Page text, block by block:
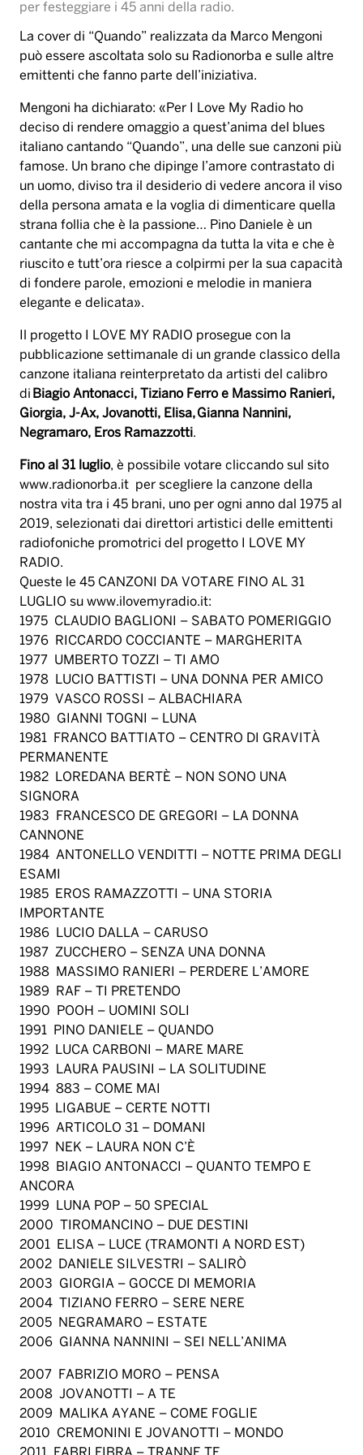
per festeggiare i 45 anni della radio.
La cover di “Quando” realizzata da Marco Mengoni
può essere ascoltata solo su Radionorba e sulle altre
emittenti che fanno parte dell’iniziativa.
Mengoni ha dichiarato: «Per I Love My Radio ho
deciso di rendere omaggio a quest’anima del blues
italiano cantando “Quando”, una delle sue canzoni più
famose. Un brano che dipinge l’amore contrastato di
un uomo, diviso tra il desiderio di vedere ancora il viso
della persona amata e la voglia di dimenticare quella
strana follia che è la passione… Pino Daniele è un
cantante che mi accompagna da tutta la vita e che è
riuscito e tutt’ora riesce a colpirmi per la sua capacità
di fondere parole, emozioni e melodie in maniera
elegante e delicata».
Il progetto I LOVE MY RADIO prosegue con la
pubblicazione settimanale di un grande classico della
canzone italiana reinterpretato da artisti del calibro
di Biagio Antonacci, Tiziano Ferro e Massimo Ranieri,
Giorgia, J-Ax, Jovanotti, Elisa, Gianna Nannini,
Negramaro, Eros Ramazzotti.
Fino al 31 luglio, è possibile votare cliccando sul sito
www.radionorba.it per scegliere la canzone della
nostra vita tra i 45 brani, uno per ogni anno dal 1975 al
2019, selezionati dai direttori artistici delle emittenti
radiofoniche promotrici del progetto I LOVE MY
RADIO.
Queste le 45 CANZONI DA VOTARE FINO AL 31
LUGLIO su www.ilovemyradio.it:
1975 CLAUDIO BAGLIONI – SABATO POMERIGGIO
1976 RICCARDO COCCIANTE – MARGHERITA
1977 UMBERTO TOZZI – TI AMO
1978 LUCIO BATTISTI – UNA DONNA PER AMICO
1979 VASCO ROSSI – ALBACHIARA
1980 GIANNI TOGNI – LUNA
1981 FRANCO BATTIATO – CENTRO DI GRAVITÀ
PERMANENTE
1982 LOREDANA BERTÈ – NON SONO UNA
SIGNORA
1983 FRANCESCO DE GREGORI – LA DONNA
CANNONE
1984 ANTONELLO VENDITTI – NOTTE PRIMA DEGLI
ESAMI
1985 EROS RAMAZZOTTI – UNA STORIA
IMPORTANTE
1986 LUCIO DALLA – CARUSO
1987 ZUCCHERO – SENZA UNA DONNA
1988 MASSIMO RANIERI – PERDERE L’AMORE
1989 RAF – TI PRETENDO
1990 POOH – UOMINI SOLI
1991 PINO DANIELE – QUANDO
1992 LUCA CARBONI – MARE MARE
1993 LAURA PAUSINI – LA SOLITUDINE
1994 883 – COME MAI
1995 LIGABUE – CERTE NOTTI
1996 ARTICOLO 31 – DOMANI
1997 NEK – LAURA NON C’È
1998 BIAGIO ANTONACCI – QUANTO TEMPO E
ANCORA
1999 LUNA POP – 50 SPECIAL
2000 TIROMANCINO – DUE DESTINI
2001 ELISA – LUCE (TRAMONTI A NORD EST)
2002 DANIELE SILVESTRI – SALIRÒ
2003 GIORGIA – GOCCE DI MEMORIA
2004 TIZIANO FERRO – SERE NERE
2005 NEGRAMARO – ESTATE
2006 GIANNA NANNINI – SEI NELL’ANIMA
2007 FABRIZIO MORO – PENSA
2008 JOVANOTTI – A TE
2009 MALIKA AYANE – COME FOGLIE
2010 CREMONINI E JOVANOTTI – MONDO